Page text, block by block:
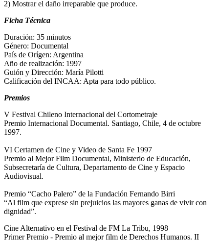
2) Mostrar el daño irreparable que produce.
Ficha Técnica
Duración: 35 minutos
Género: Documental
País de Orígen: Argentina
Año de realización: 1997
Guión y Dirección: María Pilotti
Calificación del INCAA: Apta para todo público.
Premios
V Festival Chileno Internacional del Cortometraje
Premio Internacional Documental. Santiago, Chile, 4 de octubre
1997.
VI Certamen de Cine y Video de Santa Fe 1997
Premio al Mejor Film Documental, Ministerio de Educación,
Subsecretaría de Cultura, Departamento de Cine y Espacio
Audiovisual.
Premio “Cacho Palero” de la Fundación Fernando Birri
“Al film que exprese sin prejuicios las mayores ganas de vivir con
dignidad”.
Cine Alternativo en el Festival de FM La Tribu, 1998
Primer Premio - Premio al mejor film de Derechos Humanos. II